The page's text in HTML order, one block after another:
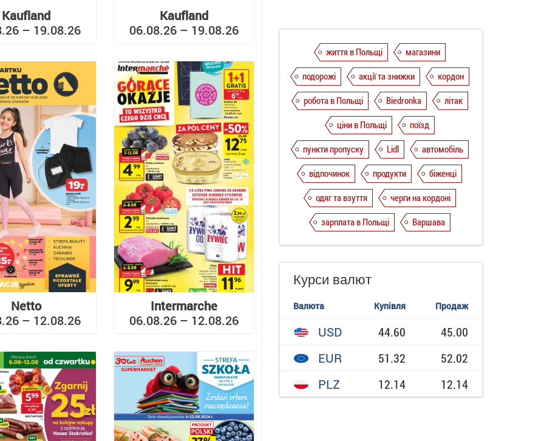
Kaufland
– 19.08.26
Kaufland
06.08.26 – 19.08.26
Netto
– 12.08.26
Intermarche
06.08.26 – 12.08.26
життя в Польщі
магазини
подорожі
акції та знижки
кордон
робота в Польщі
Biedronka
літак
ціни в Польщі
поїзд
пункти пропуску
Lidl
автомобіль
відпочинок
продукти
біженці
одяг та взуття
черги на кордоні
зарплата в Польщі
Варшава
Курси валют
Валюта Купівля Продаж
USD 44.60
45.00
EUR
51.32
52.02
PLZ
12.14 12.14